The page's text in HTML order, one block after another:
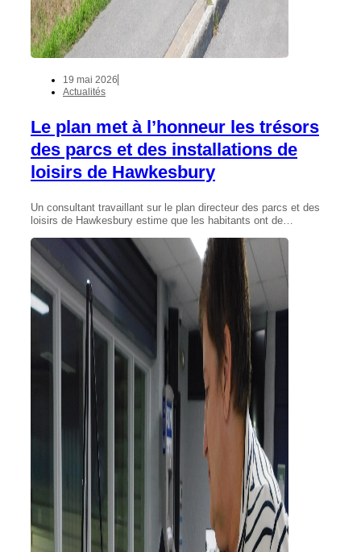
19 mai 2026
Actualités
Le plan met à l’honneur les trésors
des parcs et des installations de
loisirs de Hawkesbury
Un consultant travaillant sur le plan directeur des parcs et des
loisirs de Hawkesbury estime que les habitants ont de…